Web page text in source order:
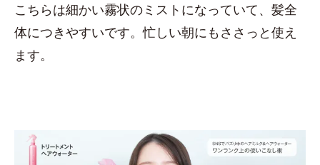
こちらは細かい霧状のミストになっていて、髪全
体につきやすいです。忙しい朝にもささっと使え
ます。